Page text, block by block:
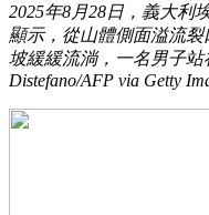
2025年8月28日，義大利
顯示，從山體側面溢流
坡緩緩流淌，一名男子站
Distefano/AFP via Getty